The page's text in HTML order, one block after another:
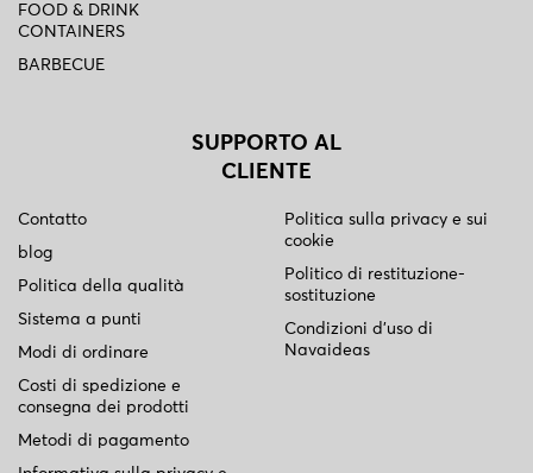
FOOD & DRINK
CONTAINERS
BARBECUE
SUPPORTO AL
CLIENTE
Contatto
blog
Politica della qualità
Sistema a punti
Modi di ordinare
Costi di spedizione e
consegna dei prodotti
Metodi di pagamento
Politica sulla privacy e sui
cookie
Politico di restituzione-
sostituzione
Condizioni d'uso di
Navaideas